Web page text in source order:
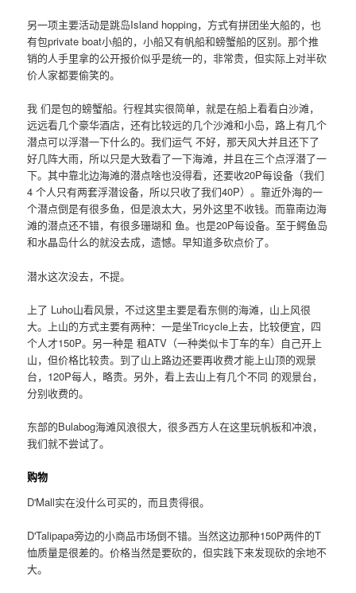
另一项主要活动是跳岛Island hopping，方式有拼团坐大船的，也
有包private boat小船的，小船又有帆船和螃蟹船的区别。那个推
销的人手里拿的公开报价似乎是统一的，非常贵，但实际上对半砍
价人家都要偷笑的。
我 们是包的螃蟹船。行程其实很简单，就是在船上看看白沙滩，
远远看几个豪华酒店，还有比较远的几个沙滩和小岛，路上有几个
潜点可以浮潜一下什么的。我们运气 不好，那天风大并且还下了
好几阵大雨，所以只是大致看了一下海滩，并且在三个点浮潜了一
下。其中靠北边海滩的潜点啥也没得看，还要收20P每设备（我们
4 个人只有两套浮潜设备，所以只收了我们40P）。靠近外海的一
个潜点倒是有很多鱼，但是浪太大，另外这里不收钱。而靠南边海
滩的潜点还不错，有很多珊瑚和 鱼。也是20P每设备。至于鳄鱼岛
和水晶岛什么的就没去成，遗憾。早知道多砍点价了。
潜水这次没去，不提。
上了 Luho山看风景，不过这里主要是看东侧的海滩，山上风很
大。上山的方式主要有两种：一是坐Tricycle上去，比较便宜，四
个人才150P。另一种是 租ATV（一种类似卡丁车的车）自己开上
山，但价格比较贵。到了山上路边还要再收费才能上山顶的观景
台，120P每人，略贵。另外，看上去山上有几个不同 的观景台，
分别收费的。
东部的Bulabog海滩风浪很大，很多西方人在这里玩帆板和冲浪，
我们就不尝试了。
购物
D'Mall实在没什么可买的，而且贵得很。
D'Talipapa旁边的小商品市场倒不错。当然这边那种150P两件的T
恤质量是很差的。价格当然是要砍的，但实践下来发现砍的余地不
大。